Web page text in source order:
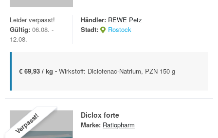
Leider verpasst!
Gültig: 06.08. -
12.08.
Händler: REWE Petz
Stadt:
Rostock
€ 69,93 / kg - Wirkstoff: Diclofenac-Natrium, PZN 150 g
Verpasst! Diclox forte
Marke: Ratiopharm